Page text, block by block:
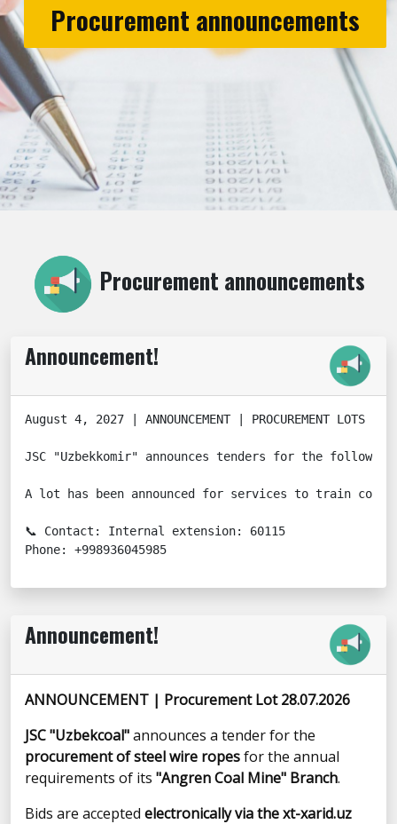
Procurement announcements
Procurement announcements
Announcement!
August 4, 2027 | ANNOUNCEMENT | PROCUREMENT LOTS
JSC "Uzbekkomir" announces tenders for the
A lot has been announced for services to train
📞 Contact: Internal extension: 60115
Phone: +998936045985
Announcement!
ANNOUNCEMENT | Procurement Lot 28.07.2026
JSC "Uzbekcoal"announces a tender for the
procurement of steel wire ropesfor the annual
requirements of its "Angren Coal Mine" Branch.
Bids are accepted electronically via the xt-xarid.uz